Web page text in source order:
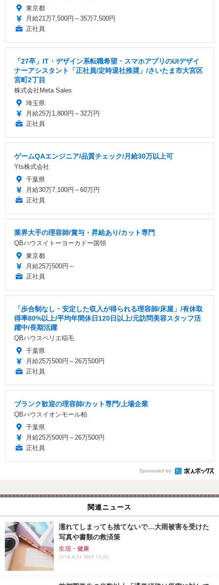
東京都
月給21万7,500円～35万7,500円
正社員
「27卒」IT・デザイン系転職希望・スマホアプリのUIデザイ
ナーアシスタント「正社員/定時退社推奨」/さいたま市大宮区
宮町2丁目
株式会社Meta Sales
埼玉県
月給25万1,800円～32万円
正社員
ゲームQAエンジニア/品質チェック/月給30万以上可
Yts株式会社
千葉県
月給30万7,100円～60万円
正社員
業界大手の理容師/賞与・昇給あり/カット専門
QBハウスイトーヨーカドー国領
東京都
月給25万500円～
正社員
「歩合制なし・安定した収入が得られる理容師/床屋」/有休取
得率80%以上/平均年間休日120日以上/元訪問美容スタッフ活
躍中/長期活躍
QBハウスペリエ稲毛
千葉県
月給25万500円～26万500円
正社員
ブランク歓迎の理容師/カット専門/上場企業
QBハウスイオンモール柏
千葉県
月給25万500円～26万500円
正社員
Sponsored by
関連ニュース
濡れてしまっても捨てないで…大雨被害を受けた
写真や書類の救済策
生活・健康
2016.8.24 Wed 13:00